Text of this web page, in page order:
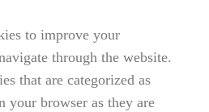
to improve your
through the website.
that are categorized as
your browser as they are